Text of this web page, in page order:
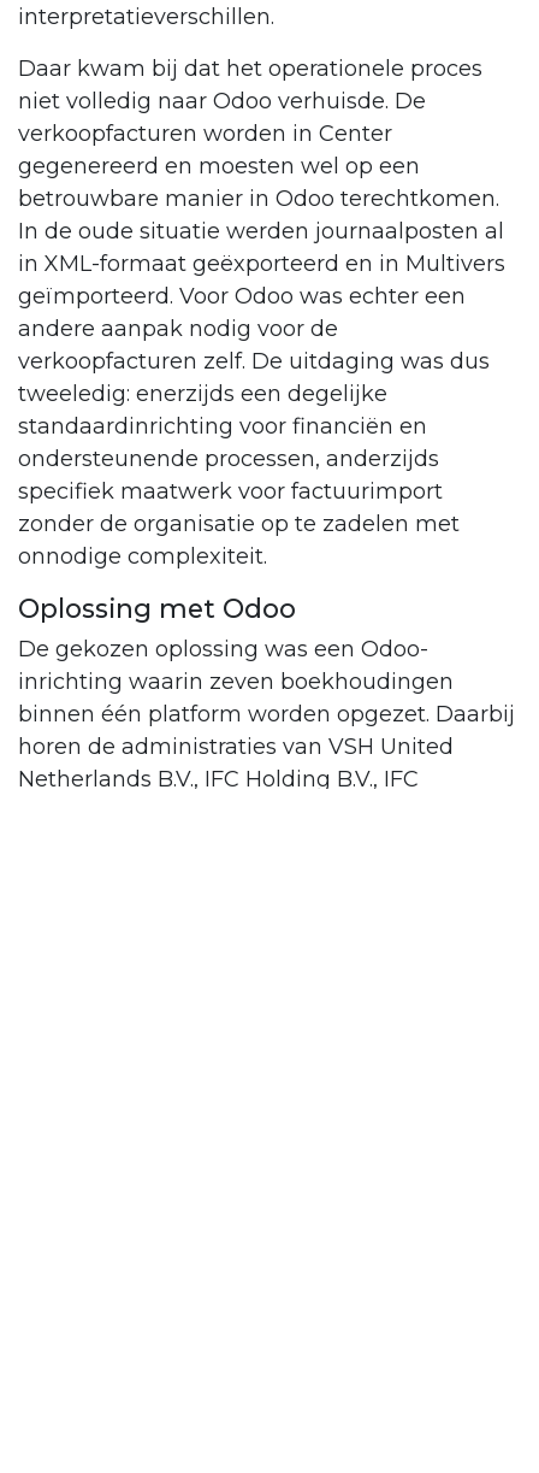
interpretatieverschillen.
Daar kwam bij dat het operationele proces
niet volledig naar Odoo verhuisde. De
verkoopfacturen worden in Center
gegenereerd en moesten wel op een
betrouwbare manier in Odoo terechtkomen.
In de oude situatie werden journaalposten al
in XML-formaat geëxporteerd en in Multivers
geïmporteerd. Voor Odoo was echter een
andere aanpak nodig voor de
verkoopfacturen zelf. De uitdaging was dus
tweeledig: enerzijds een degelijke
standaardinrichting voor financiën en
ondersteunende processen, anderzijds
specifiek maatwerk voor factuurimport
zonder de organisatie op te zadelen met
onnodige complexiteit.
Oplossing met Odoo
De gekozen oplossing was een Odoo-
inrichting waarin zeven boekhoudingen
binnen één platform worden opgezet. Daarbij
horen de administraties van VSH United
Netherlands B.V., IFC Holding B.V., IFC